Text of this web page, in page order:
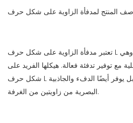
تعتبر مدفأة الزاوية على شكل حرف L إضافة مثالية للمنازل الحديثة، وهي
مع توفير تدفئة فعالة. هيكلها الفريد على
شكل حرف L لا يوفر المساحة فحسب، بل يوفر أيضًا الدفء والجاذبية
البصرية من زاويتين من الغرفة.